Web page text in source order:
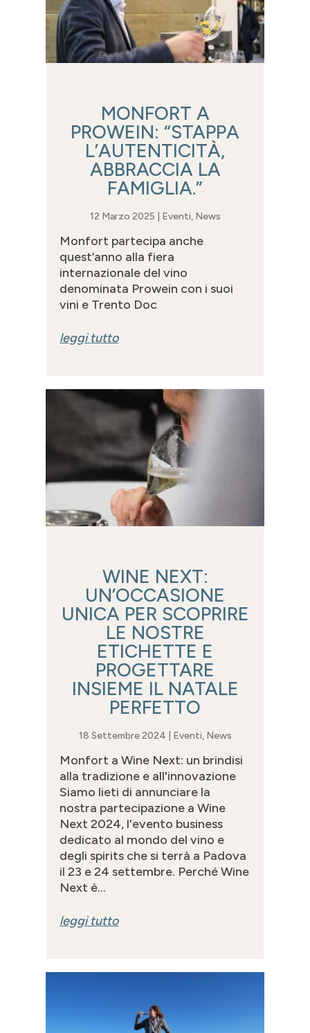
MONFORT A
PROWEIN: “STAPPA
L’AUTENTICITÀ,
ABBRACCIA LA
FAMIGLIA.”
12 Marzo 2025 Eventi, News
Monfort partecipa anche
quest’anno alla fiera
internazionale del vino
denominata Prowein con i suoi
vini e Trento Doc
leggi tutto
WINE NEXT:
UN’OCCASIONE
UNICA PER SCOPRIRE
LE NOSTRE
ETICHETTE E
PROGETTARE
INSIEME IL NATALE
PERFETTO
18 Settembre 2024 Eventi, News
Monfort a Wine Next: un brindisi
alla tradizione e all'innovazione
Siamo lieti di annunciare la
nostra partecipazione a Wine
Next 2024, l'evento business
dedicato al mondo del vino e
degli spirits che si terrà a Padova
il 23 e 24 settembre. Perché Wine
Next è...
leggi tutto